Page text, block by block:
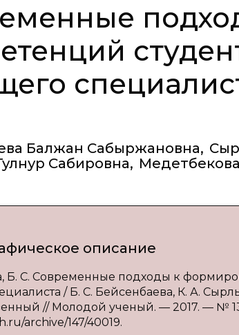
Балжан Сабыржановна,
Сабировна,
описание
Б. С. Современные подходы к
/ Б. С. Бейсенбаева, К. А.
// Молодой ученый. — 2017. — № 13
archive/147/40019.